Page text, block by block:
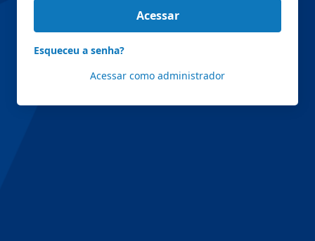
Acessar
Esqueceu a senha?
Acessar como administrador